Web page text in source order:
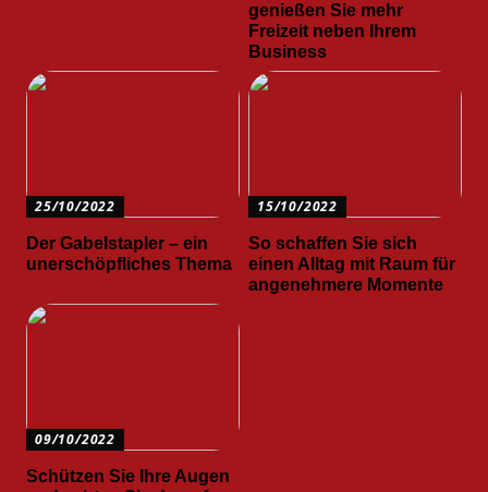
genießen Sie mehr
Freizeit neben Ihrem
Business
25/10/2022
Der Gabelstapler – ein
unerschöpfliches Thema
15/10/2022
So schaffen Sie sich
einen Alltag mit Raum für
angenehmere Momente
09/10/2022
Schützen Sie Ihre Augen